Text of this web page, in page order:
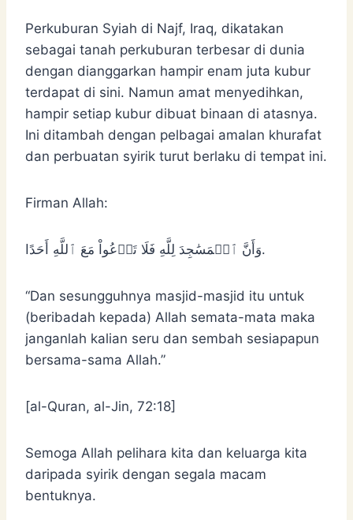
Perkuburan Syiah di Najf, Iraq, dikatakan
sebagai tanah perkuburan terbesar di dunia
dengan dianggarkan hampir enam juta kubur
terdapat di sini. Namun amat menyedihkan,
hampir setiap kubur dibuat binaan di atasnya.
Ini ditambah dengan pelbagai amalan khurafat
dan perbuatan syirik turut berlaku di tempat ini.
Firman Allah:
وَأَنَّ ٱلۡمَسَٰجِدَ لِلَّهِ فَلَا تَدۡعُواْ مَعَ ٱللَّهِ أَحَدًا.
“Dan sesungguhnya masjid-masjid itu untuk
(beribadah kepada) Allah semata-mata maka
janganlah kalian seru dan sembah sesiapapun
bersama-sama Allah.”
[al-Quran, al-Jin, 72:18]
Semoga Allah pelihara kita dan keluarga kita
daripada syirik dengan segala macam
bentuknya.